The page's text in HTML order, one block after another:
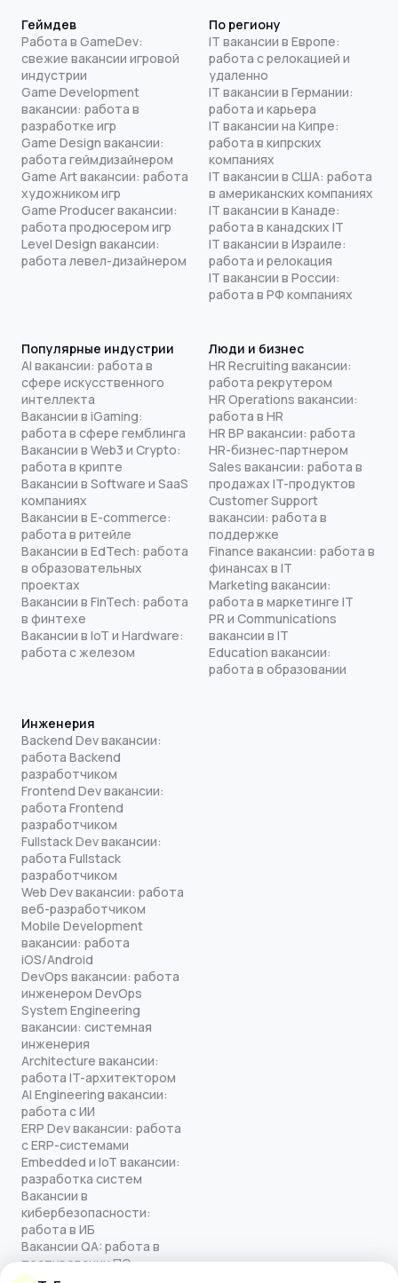
Геймдев
Работа в GameDev:
свежие вакансии игровой
индустрии
Game Development
вакансии: работа в
разработке игр
Game Design вакансии:
работа геймдизайнером
Game Art вакансии: работа
художником игр
Game Producer вакансии:
работа продюсером игр
Level Design вакансии:
работа левел-дизайнером
По региону
IT вакансии в Европе:
работа с релокацией и
удаленно
IT вакансии в Германии:
работа и карьера
IT вакансии на Кипре:
работа в кипрских
компаниях
IT вакансии в США: работа
в американских компаниях
IT вакансии в Канаде:
работа в канадских IT
IT вакансии в Израиле:
работа и релокация
IT вакансии в России:
работа в РФ компаниях
Популярные индустрии
AI вакансии: работа в
сфере искусственного
интеллекта
Вакансии в iGaming:
работа в сфере гемблинга
Вакансии в Web3 и Crypto:
работа в крипте
Вакансии в Software и SaaS
компаниях
Вакансии в E-commerce:
работа в ритейле
Вакансии в EdTech: работа
в образовательных
проектах
Вакансии в FinTech: работа
в финтехе
Вакансии в IoT и Hardware:
работа с железом
Люди и бизнес
HR Recruiting вакансии:
работа рекрутером
HR Operations вакансии:
работа в HR
HR BP вакансии: работа
HR-бизнес-партнером
Sales вакансии: работа в
продажах IT-продуктов
Customer Support
вакансии: работа в
поддержке
Finance вакансии: работа в
финансах в IT
Marketing вакансии:
работа в маркетинге IT
PR и Communications
вакансии в IT
Education вакансии:
работа в образовании
Инженерия
Backend Dev вакансии:
работа Backend
разработчиком
Frontend Dev вакансии:
работа Frontend
разработчиком
Fullstack Dev вакансии:
работа Fullstack
разработчиком
Web Dev вакансии: работа
веб-разработчиком
Mobile Development
вакансии: работа
iOS/Android
DevOps вакансии: работа
инженером DevOps
System Engineering
вакансии: системная
инженерия
Architecture вакансии:
работа IT-архитектором
AI Engineering вакансии:
работа с ИИ
ERP Dev вакансии: работа
с ERP-системами
Embedded и IoT вакансии:
разработка систем
Вакансии в
кибербезопасности:
работа в ИБ
Вакансии QA: работа в
тестировании ПО